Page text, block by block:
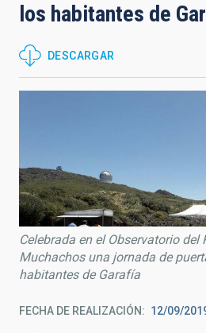
los habitantes de
DESCARGAR
Celebrada en el Observatorio del
Muchachos una jornada de
habitantes de Garafía
FECHA DE REALIZACIÓN 12/09/